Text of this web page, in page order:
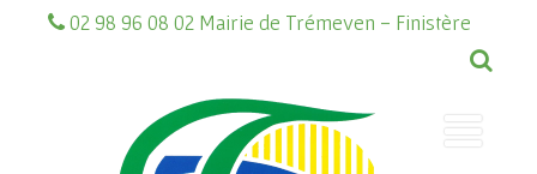
02 98 96 08 02 Mairie de Trémeven - Finistère